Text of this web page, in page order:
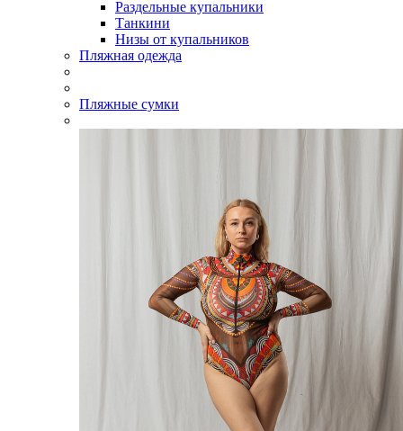
Раздельные купальники
Танкини
Низы от купальников
Пляжная одежда
Пляжные сумки